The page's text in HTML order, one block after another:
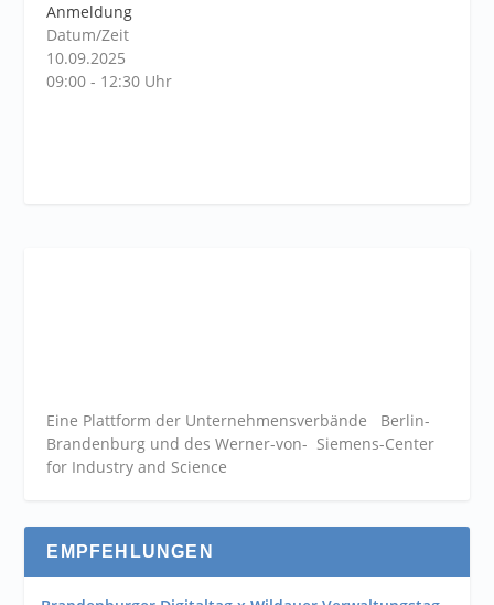
Anmeldung
Datum/Zeit
10.09.2025
09:00 - 12:30 Uhr
Eine Plattform der Unternehmensverbände Berlin-
Brandenburg und des Werner-von- Siemens-Center
for Industry and Science
EMPFEHLUNGEN